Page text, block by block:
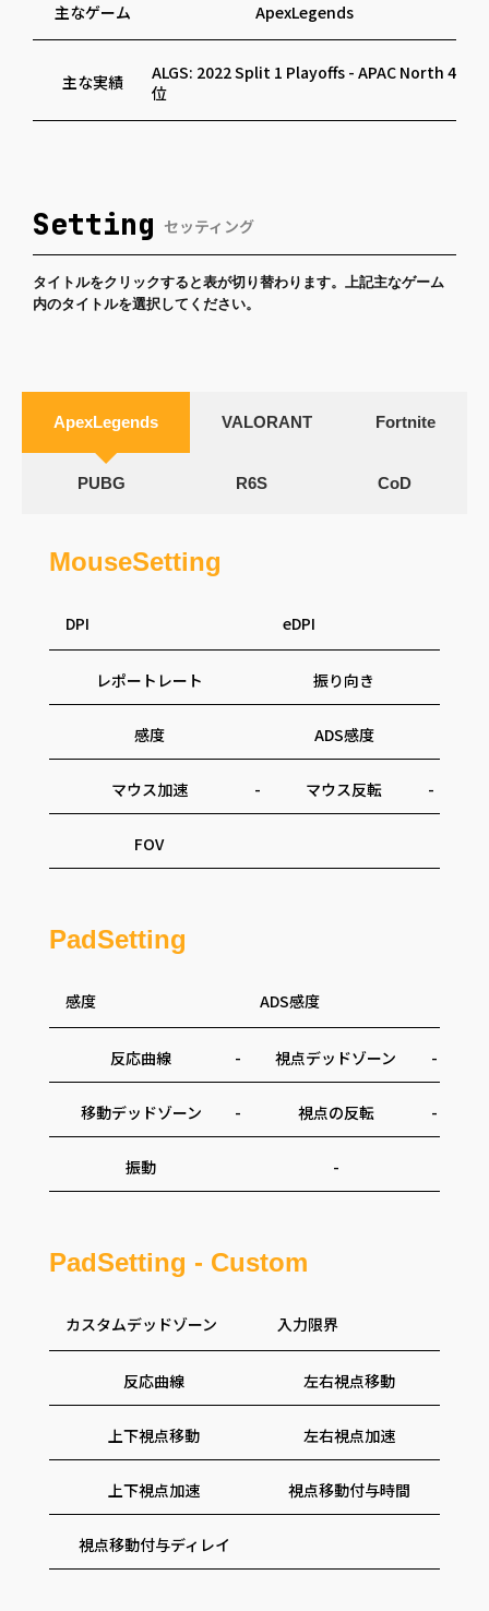
主なゲーム ApexLegends
主な実績
ALGS: 2022 Split 1 Playoffs - APAC North 4
位
Setting セッティング
タイトルをクリックすると表が切り替わります。上記主なゲーム
内のタイトルを選択してください。
ApexLegends VALORANT Fortnite
PUBG R6S CoD
MouseSetting
DPI eDPI
レポートレート 振り向き
感度 ADS感度
マウス加速 - マウス反転 -
FOV
PadSetting
感度 ADS感度
反応曲線 - 視点デッドゾーン -
移動デッドゾーン - 視点の反転 -
振動 -
PadSetting - Custom
カスタムデッドゾーン 入力限界
反応曲線 左右視点移動
上下視点移動 左右視点加速
上下視点加速 視点移動付与時間
視点移動付与ディレイ